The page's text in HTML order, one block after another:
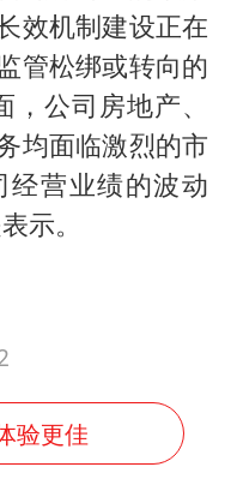
效机制建设正在
管松绑或转向的
公司房地产、
均面临激烈的市
营业绩的波动
示。
验更佳